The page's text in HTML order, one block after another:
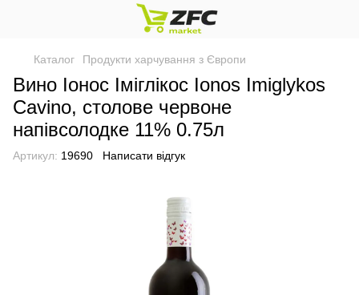
Каталог Продукти харчування з Європи
Вино Іонос Іміглікос Ionos Imiglykos
Cavino, столове червоне
напівсолодке 11% 0.75л
Артикул: 19690 Написати відгук